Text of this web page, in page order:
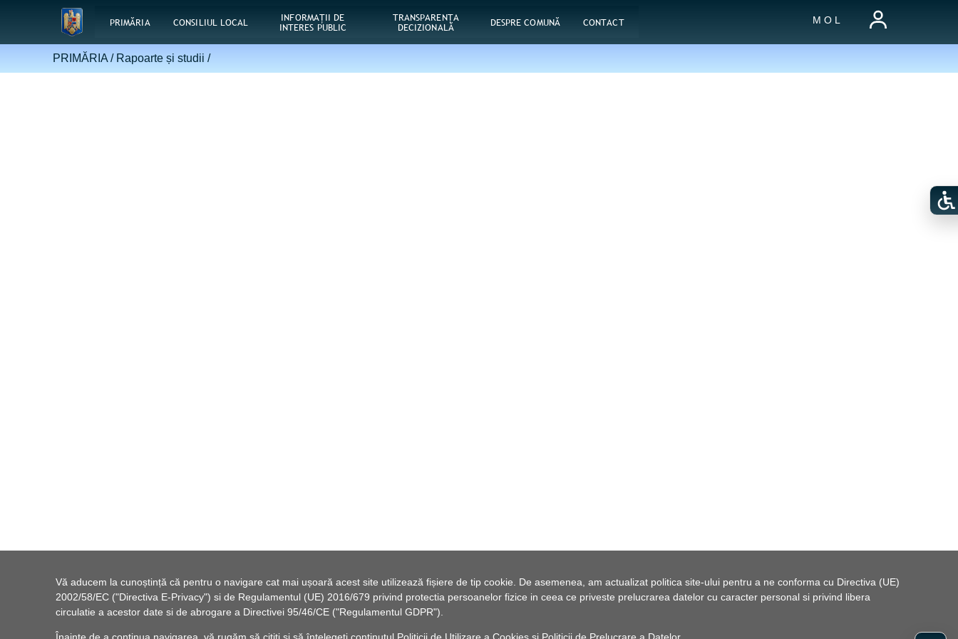
Vă aducem la cunoștință că pentru o navigare cat mai ușoară acest site utilizează fișiere de tip cookie. De asemenea, am actualizat politica site-ului pentru a ne conforma cu Directiva (UE)
2002/58/EC ("Directiva E-Privacy") si de Regulamentul (UE) 2016/679 privind protectia persoanelor fizice in ceea ce priveste prelucrarea datelor cu caracter personal si privind libera
circulatie a acestor date si de abrogare a Directivei 95/46/CE ("Regulamentul GDPR").
PRIMĂRIA CONSILIUL LOCAL INFORMAŢII DE
INTERES PUBLIC
TRANSPARENȚA
DECIZIONALĂ DESPRE COMUNĂ CONTACT M O L
PRIMĂRIA / Rapoarte și studii /